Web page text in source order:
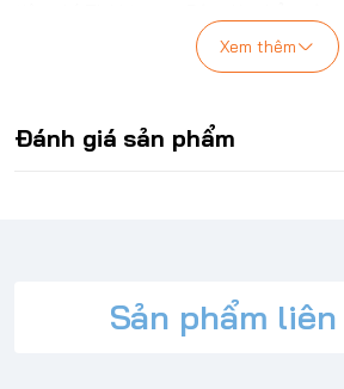
Rovus For Ipad Pro
Hỗ trợ sạc không dây cho Apple Pencil.
Ốp lưng TPU cứng cáp bảo vệ tích hợp
Xem thêm
Đánh giá sản phẩm
Sản phẩm